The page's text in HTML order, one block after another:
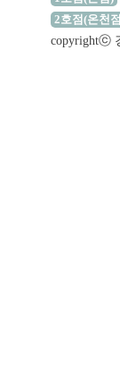
2호점(온천
copyrightⓒ